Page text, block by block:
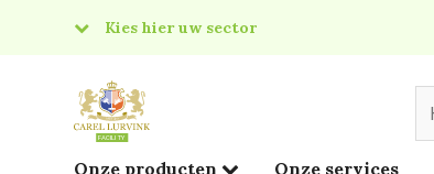
Kies hier uw sector
Food
Onze producten Onze services